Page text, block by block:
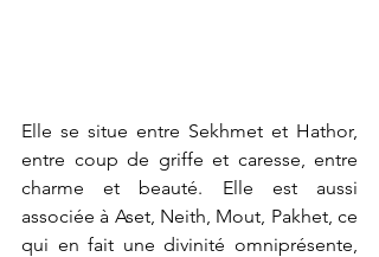
Elle se situe entre Sekhmet et Hathor,
entre coup de griffe et caresse, entre
charme et beauté. Elle est aussi
associée à Aset, Neith, Mout, Pakhet, ce
qui en fait une divinité omniprésente,